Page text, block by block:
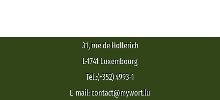
31, rue de Hollerich
L-1741 Luxembourg
Tel.:(+352) 4993-1
E-mail: contact@mywort.lu